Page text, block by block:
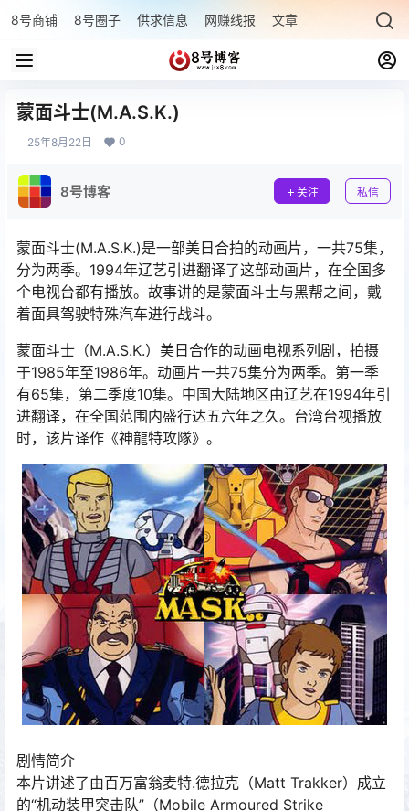
8号商铺 8号圈子 供求信息 网赚线报 文章专题 最新文章
蒙面斗士(M.A.S.K.)
25年8月22日 0
8号博客 关注 私信
蒙面斗士(M.A.S.K.)是一部美日合拍的动画片，一共75集，
分为两季。1994年辽艺引进翻译了这部动画片，在全国多
个电视台都有播放。故事讲的是蒙面斗士与黑帮之间，戴
着面具驾驶特殊汽车进行战斗。
蒙面斗士（M.A.S.K.）美日合作的动画电视系列剧，拍摄
于1985年至1986年。动画片一共75集分为两季。第一季
有65集，第二季度10集。中国大陆地区由辽艺在1994年引
进翻译，在全国范围内盛行达五六年之久。台湾台视播放
时，该片译作《神龍特攻隊》。
剧情简介
本片讲述了由百万富翁麦特.德拉克（Matt Trakker）成立
的“机动装甲突击队”（Mobile Armoured Strike